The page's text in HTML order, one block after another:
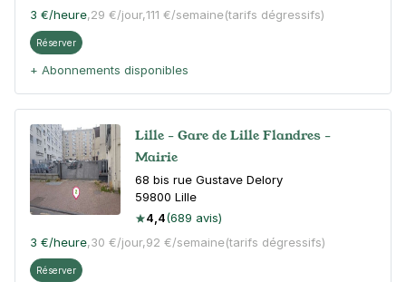
3 €/heure,29 €/jour,111 €/semaine(tarifs dégressifs)
Réserver
+ Abonnements disponibles
Lille - Gare de Lille Flandres -
Mairie
68 bis rue Gustave Delory
59800 Lille
4,4(689 avis)
3 €/heure,30 €/jour,92 €/semaine(tarifs dégressifs)
Réserver